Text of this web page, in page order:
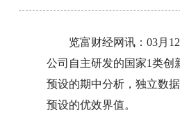
览富财经网讯：03月
公司自主研发的国家1类创
预设的期中分析，独立数
预设的优效界值。